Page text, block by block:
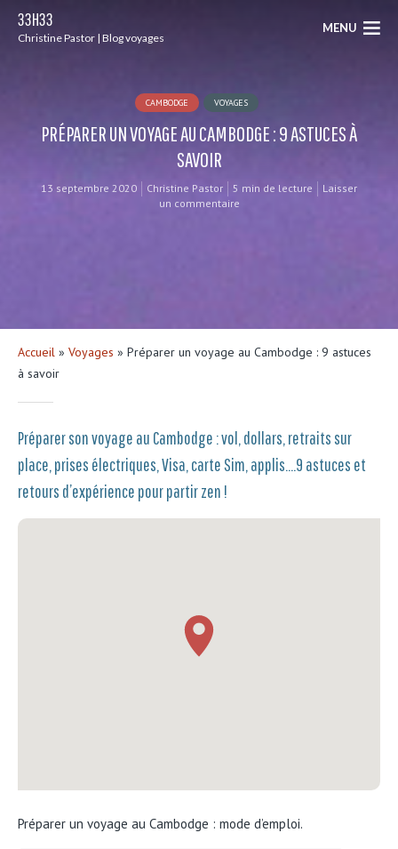
33H33
Christine Pastor | Blog voyages
MENU
CAMBODGE VOYAGES
PRÉPARER UN VOYAGE AU CAMBODGE : 9 ASTUCES À
SAVOIR
13 septembre 2020 Christine Pastor 5 min de lecture
Laisser
un commentaire
Accueil » Voyages » Préparer un voyage au Cambodge : 9 astuces
à savoir
Préparer son voyage au Cambodge : vol, dollars, retraits sur
place, prises électriques, Visa, carte Sim, applis….9 astuces et
retours d’expérience pour partir zen !
Préparer un voyage au Cambodge : mode d’emploi.